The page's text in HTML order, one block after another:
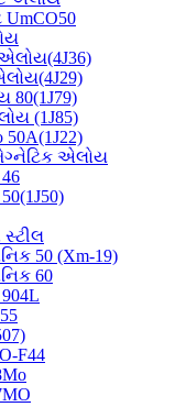
UmCO50
80(1J79)
(1J85)
50A(1J22)
એલોય
50 (Xm-19)
60
F44